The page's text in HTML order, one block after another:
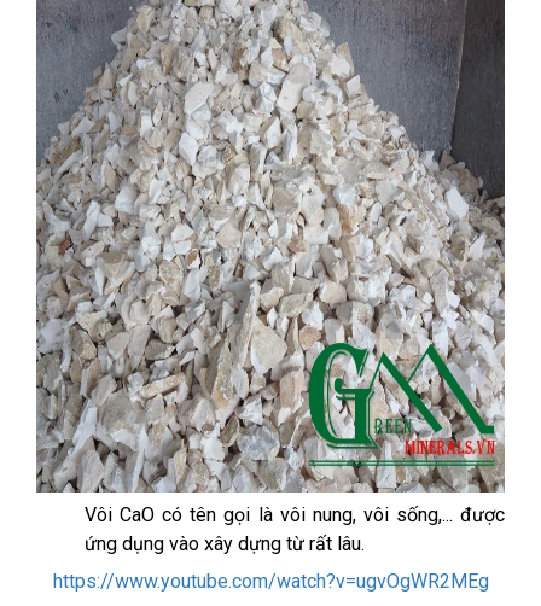
Vôi CaO có tên gọi là vôi nung, vôi sống,... được
ứng dụng vào xây dựng từ rất lâu.
https://www.youtube.com/watch?v=ugvOgWR2MEg